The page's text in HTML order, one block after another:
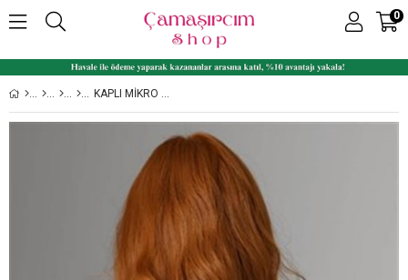
0
KAPLI MIKRO NBB DESTEKLI SÜTYEN 3525